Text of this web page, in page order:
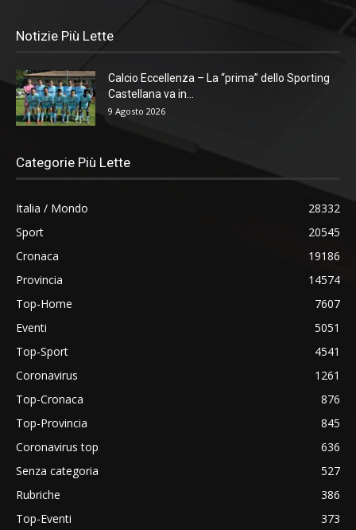
Notizie Più Lette
Calcio Eccellenza – La “prima” dello Sporting
Castellana va in...
9 Agosto 2026
Categorie Più Lette
Italia / Mondo
28332
Sport
20545
Cronaca
19186
Provincia
14574
Top-Home
7607
Eventi
5051
Top-Sport
4541
Coronavirus
1261
Top-Cronaca
876
Top-Provincia
845
Coronavirus top
636
Senza categoria
527
Rubriche
386
Top-Eventi
373